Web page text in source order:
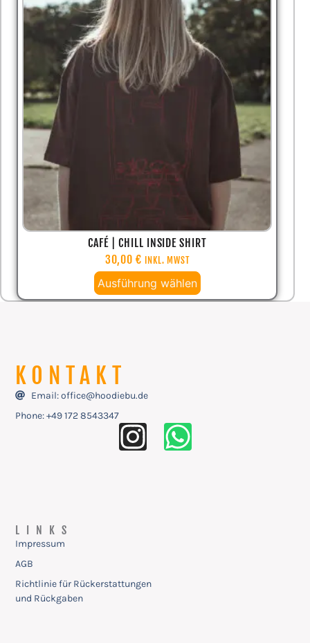
CAFÉ | CHILL INSIDE SHIRT
30,00€ INKL. MWST
Ausführung wählen
LINKS
Impressum
AGB
Richtlinie für Rückerstattungen
und Rückgaben
KONTAKT
Email: office@hoodiebu.de
Phone: ‭+49 172 8543347